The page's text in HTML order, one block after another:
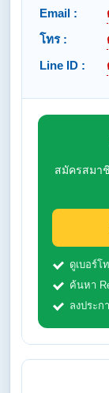
Email :
โทร :
Line ID :
สมัครสมา
ดูเบอร์โ
ค้นหา
ลงประก